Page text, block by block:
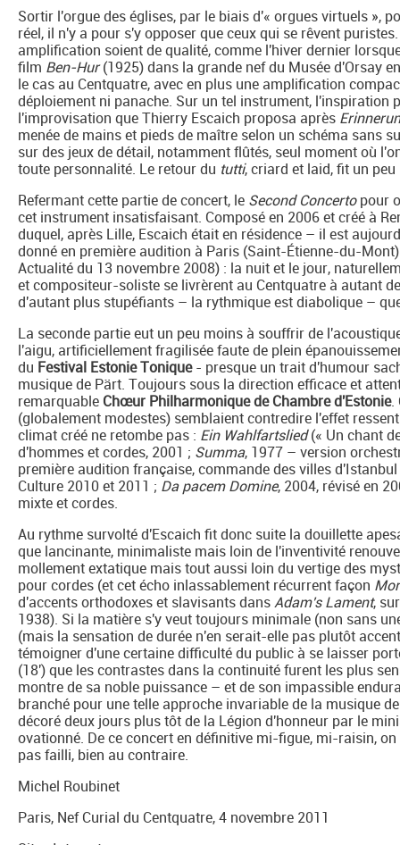
Sortir l'orgue des églises, par le biais d'« orgues virtuels »,
réel, il n'y a pour s'y opposer que ceux qui se rêvent
amplification soient de qualité, comme l'hiver dernier
film Ben-Hur(1925) dans la grande nef du Musée d'Orsay
le cas au Centquatre, avec en plus une amplification
déploiement ni panache. Sur un tel instrument,
l'improvisation que Thierry Escaich proposa après
menée de mains et pieds de maître selon un schéma sans
sur des jeux de détail, notamment flûtés, seul moment où
toute personnalité. Le retour du tutti, criard et laid, fit un
Refermant cette partie de concert, le Second Concertopour
cet instrument insatisfaisant. Composé en 2006 et créé à
duquel, après Lille, Escaich était en résidence – il est
donné en première audition à Paris (Saint-Étienne-du-
Actualité du 13 novembre 2008) : la nuit et le jour,
et compositeur-soliste se livrèrent au Centquatre à autant
d'autant plus stupéfiants – la rythmique est diabolique –
La seconde partie eut un peu moins à souffrir de
l'aigu, artificiellement fragilisée faute de plein
du Festival Estonie Tonique- presque un trait d'humour
musique de Pärt. Toujours sous la direction efficace et
remarquable Chœur Philharmonique de Chambre d'Estonie.
(globalement modestes) semblaient contredire l'effet
climat créé ne retombe pas : Ein Wahlfartslied(« Un chant
d'hommes et cordes, 2001 ; Summa, 1977 – version
première audition française, commande des villes
Culture 2010 et 2011 ; Da pacem Domine, 2004, révisé en
mixte et cordes.
Au rythme survolté d'Escaich fit donc suite la douillette
que lancinante, minimaliste mais loin de l'inventivité
mollement extatique mais tout aussi loin du vertige des
pour cordes (et cet écho inlassablement récurrent façon
d'accents orthodoxes et slavisants dansAdam's Lament,
1938). Si la matière s'y veut toujours minimale (non sans
(mais la sensation de durée n'en serait-elle pas plutôt
témoigner d'une certaine difficulté du public à se laisser
(18') que les contrastes dans la continuité furent les plus
montre de sa noble puissance – et de son impassible
branché pour une telle approche invariable de la musique
décoré deux jours plus tôt de la Légion d'honneur par le
ovationné. De ce concert en définitive mi-figue, mi-raisin,
pas failli, bien au contraire.
Michel Roubinet
Paris, Nef Curial du Centquatre, 4 novembre 2011